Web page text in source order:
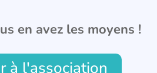
en avez les moyens !
à l'association